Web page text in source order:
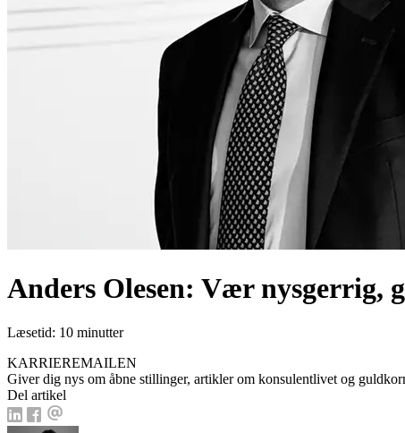
Anders Olesen: Vær nysgerrig,
Læsetid: 10 minutter
KARRIEREMAILEN
Giver dig nys om åbne stillinger, artikler om konsulentlivet og
Del artikel